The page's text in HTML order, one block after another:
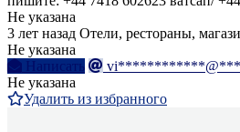
Не указана
3 лет назад Отели, рестораны,
Не указана
Написать
Не указана
Удалить из избранного